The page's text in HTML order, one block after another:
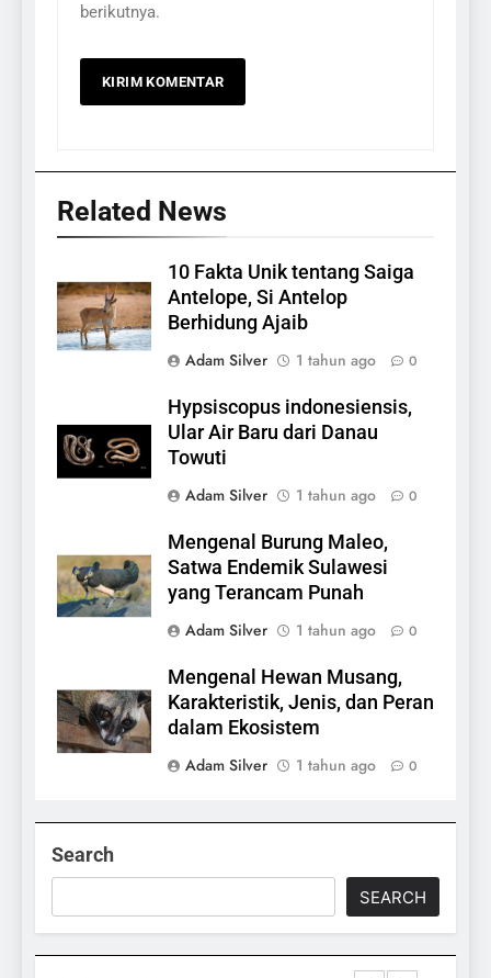
berikutnya.
Related News
10 Fakta Unik tentang Saiga
Antelope, Si Antelop
Berhidung Ajaib
Adam Silver
1 tahun ago 0
Hypsiscopus indonesiensis,
Ular Air Baru dari Danau
Towuti
Adam Silver
1 tahun ago 0
Mengenal Burung Maleo,
Satwa Endemik Sulawesi
yang Terancam Punah
Adam Silver
1 tahun ago 0
Mengenal Hewan Musang,
Karakteristik, Jenis, dan Peran
dalam Ekosistem
Adam Silver
1 tahun ago 0
Search
SEARCH